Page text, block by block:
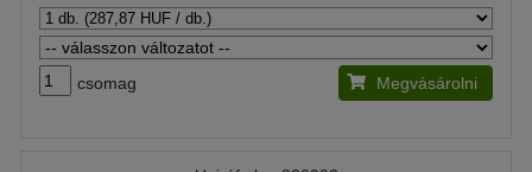
csomag Megvásárolni